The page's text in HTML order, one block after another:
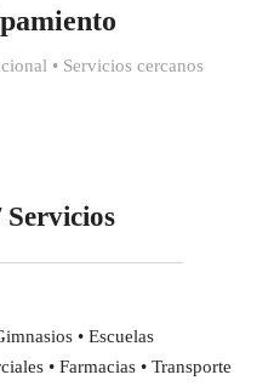
• Servicios cercanos
Servicios
• Escuelas
• Farmacias • Transporte